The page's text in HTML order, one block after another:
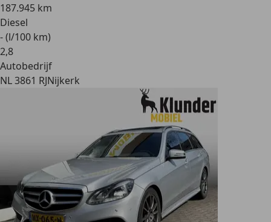
187.945 km
Diesel
- (l/100 km)
2,8
Autobedrijf
NL 3861 RJNijkerk